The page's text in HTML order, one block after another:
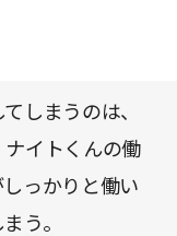
しまうのは、
イトくんの働
っかりと働い
う。